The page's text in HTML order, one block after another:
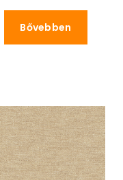
Bővebben